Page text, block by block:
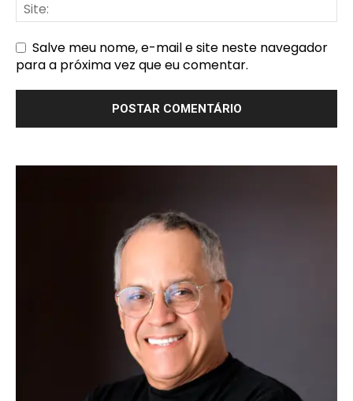
Salve meu nome, e-mail e site neste navegador
para a próxima vez que eu comentar.